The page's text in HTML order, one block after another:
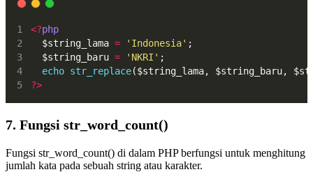
<?php
  $string_lama
= 'Indonesia' ;
  $string_baru
= 'NKRI' ;
echo str_replace($string_lama, $string_baru,
?>
7. Fungsi str_word_count()
Fungsi str_word_count() di dalam PHP berfungsi untuk menghitung
jumlah kata pada sebuah string atau karakter.